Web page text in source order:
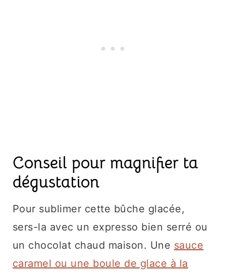
Conseil pour magnifier ta
dégustation
Pour sublimer cette bûche glacée,
sers-la avec un expresso bien serré ou
un chocolat chaud maison. Une sauce
caramel ou une boule de glace à la